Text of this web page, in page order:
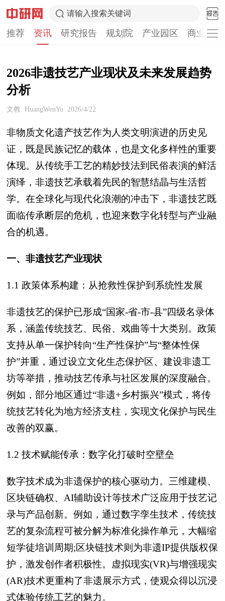
请输入搜索关键词
推荐 资讯 研究报告 规划院 产业园区 商业计
2026非遗技艺产业现状及未来发展趋势
分析
文教 HuangWenYu 2026/4/22
非物质文化遗产技艺作为人类文明演进的历史见
证，既是民族记忆的载体，也是文化多样性的重要
体现。从传统手工艺的精妙技法到民俗表演的鲜活
演绎，非遗技艺承载着先民的智慧结晶与生活哲
学。在全球化与现代化浪潮的冲击下，非遗技艺既
面临传承断层的危机，也迎来数字化转型与产业融
合的机遇。
一、非遗技艺产业现状
1.1 政策体系构建：从抢救性保护到系统性发展
非遗技艺的保护已形成“国家-省-市-县”四级名录体
系，涵盖传统技艺、民俗、戏曲等十大类别。政策
支持从单一保护转向“生产性保护”与“整体性保
护”并重，通过设立文化生态保护区、建设非遗工
坊等举措，推动技艺传承与社区发展的深度融合。
例如，部分地区通过“非遗+乡村振兴”模式，将传
统技艺转化为地方经济支柱，实现文化保护与民生
改善的双赢。
1.2 技术赋能传承：数字化打破时空壁垒
数字技术成为非遗保护的核心驱动力。三维建模、
区块链确权、AI辅助设计等技术广泛应用于技艺记
录与产品创新。例如，通过数字孪生技术，传统技
艺的复杂流程可被分解为标准化操作单元，大幅缩
短学徒培训周期;区块链技术则为非遗IP提供版权保
护，激发创作者积极性。虚拟现实(VR)与增强现实
(AR)技术更重构了非遗展示方式，使观众得以沉浸
式体验传统工艺的魅力。